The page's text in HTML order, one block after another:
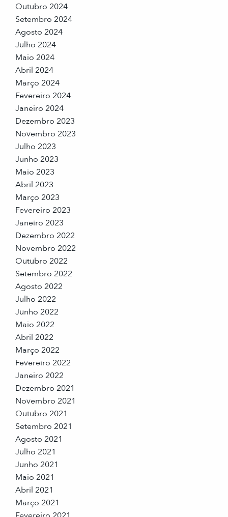
Outubro 2024
Setembro 2024
Agosto 2024
Julho 2024
Maio 2024
Abril 2024
Março 2024
Fevereiro 2024
Janeiro 2024
Dezembro 2023
Novembro 2023
Julho 2023
Junho 2023
Maio 2023
Abril 2023
Março 2023
Fevereiro 2023
Janeiro 2023
Dezembro 2022
Novembro 2022
Outubro 2022
Setembro 2022
Agosto 2022
Julho 2022
Junho 2022
Maio 2022
Abril 2022
Março 2022
Fevereiro 2022
Janeiro 2022
Dezembro 2021
Novembro 2021
Outubro 2021
Setembro 2021
Agosto 2021
Julho 2021
Junho 2021
Maio 2021
Abril 2021
Março 2021